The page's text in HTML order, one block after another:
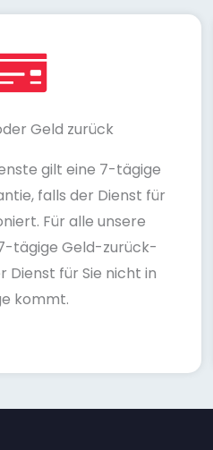
Geld zurück
gilt eine 7-tägige
falls der Dienst für
Für alle unsere
tägige Geld-zurück-
Dienst für Sie nicht in
kommt.